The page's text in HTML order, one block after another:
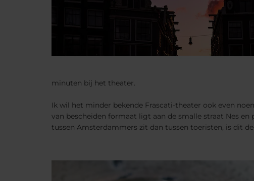
minuten bij het theater.
Ik wil het minder bekende Frascati-theater ook even
van bescheiden formaat ligt aan de smalle straat Nes
tussen Amsterdammers zit dan tussen toeristen, is dit